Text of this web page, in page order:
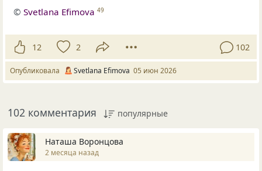
©Svetlana Efimova 49
12 2 102
Опубликовала Svetlana Efimova 05 июн 2026
102 комментария популярные
Наташа Воронцова
2 месяца назад